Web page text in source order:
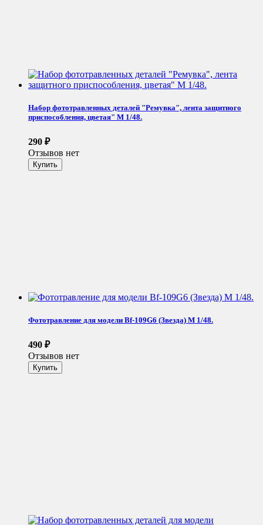
Набор фототравленных деталей "Ремувка", лента защитного
приспособления, цветая" М 1/48.
290 ₽
Отзывов нет
Фототравление для модели Bf-109G6 (Звезда) М 1/48.
490 ₽
Отзывов нет